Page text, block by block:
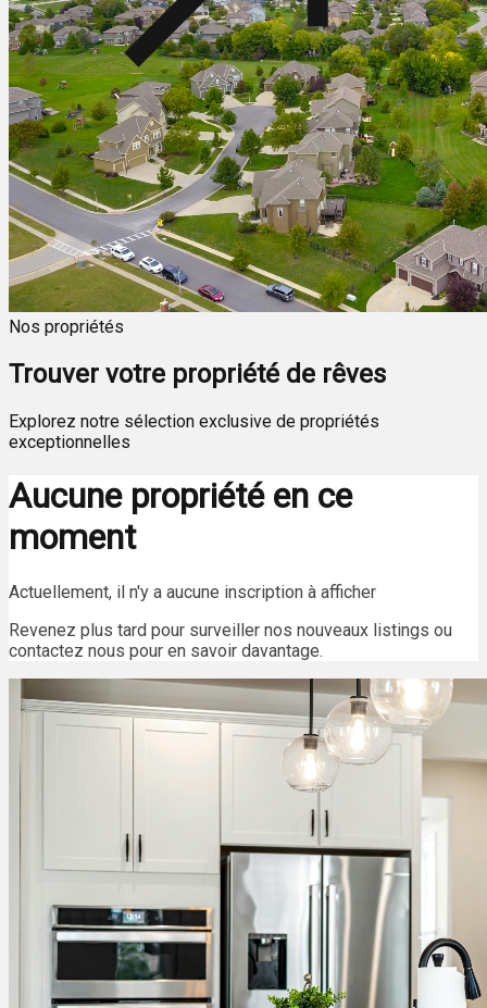
Nos propriétés
Trouver votre propriété de rêves
Explorez notre sélection exclusive de propriétés
exceptionnelles
Aucune propriété en ce
moment
Actuellement, il n'y a aucune inscription à afficher
Revenez plus tard pour surveiller nos nouveaux listings ou
contactez nous pour en savoir davantage.